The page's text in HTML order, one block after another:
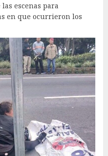
escenas para
en que ocurrieron los